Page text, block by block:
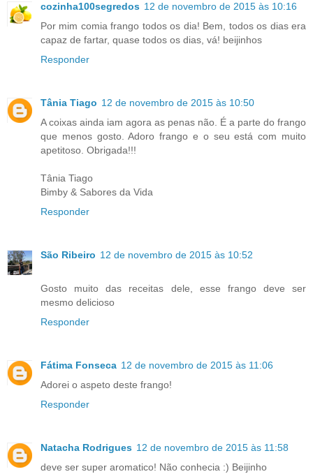
cozinha100segredos 12 de novembro de 2015 às 10:16
Por mim comia frango todos os dia! Bem, todos os dias era
capaz de fartar, quase todos os dias, vá! beijinhos
Responder
Tânia Tiago 12 de novembro de 2015 às 10:50
A coixas ainda iam agora as penas não. É a parte do frango
que menos gosto. Adoro frango e o seu está com muito
apetitoso. Obrigada!!!
Tânia Tiago
Bimby & Sabores da Vida
Responder
São Ribeiro 12 de novembro de 2015 às 10:52
Gosto muito das receitas dele, esse frango deve ser
mesmo delicioso
Responder
Fátima Fonseca 12 de novembro de 2015 às 11:06
Adorei o aspeto deste frango!
Responder
Natacha Rodrigues 12 de novembro de 2015 às 11:58
deve ser super aromatico! Não conhecia :) Beijinho